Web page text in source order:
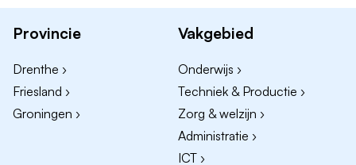
Goede beheersing van de Nederlandse taal in
woord en geschrift.
Wat bieden wij?
hecht team;
Provincie
Drenthe ›
Friesland ›
Groningen ›
Vakgebied
Onderwijs ›
Techniek & Productie ›
Zorg & welzijn ›
Administratie ›
ICT ›